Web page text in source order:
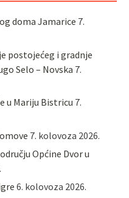
doma Jamarice 7.
postojećeg i gradnje
Selo – Novska 7.
u Mariju Bistricu 7.
7. kolovoza 2026.
Općine Dvor u
6. kolovoza 2026.